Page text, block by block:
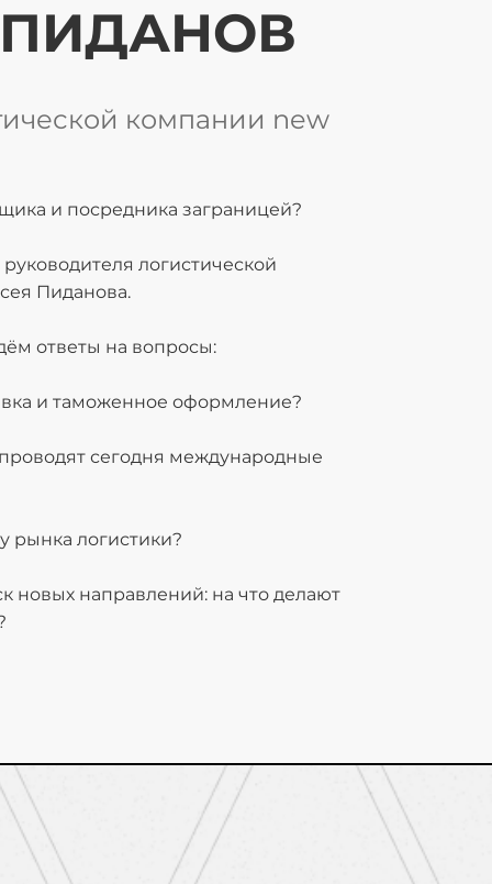
компании new
и посредника заграницей?
логистической
Пиданова.
ответы на вопросы:
и таможенное оформление?
сегодня международные
рынка логистики?
новых направлений: на что делают